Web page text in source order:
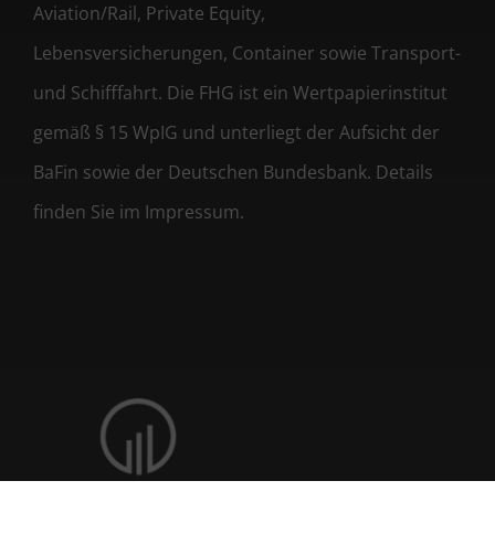
Aviation/Rail, Private Equity,
Lebensversicherungen, Container sowie Transport-
und Schifffahrt. Die FHG ist ein Wertpapierinstitut
gemäß § 15 WpIG und unterliegt der Aufsicht der
BaFin sowie der Deutschen Bundesbank. Details
finden Sie im Impressum.